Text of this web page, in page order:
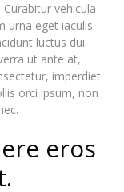
vehicula
urna eget iaculis.
luctus dui.
ut ante at,
imperdiet
orci ipsum, non
eros